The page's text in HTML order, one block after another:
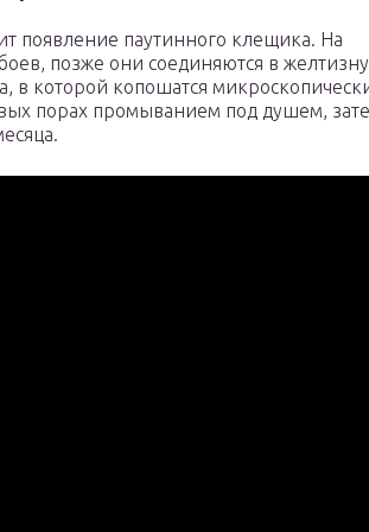
появление паутинного клещика. На
позже они соединяются в
в которой копошатся
порах промыванием под душем,